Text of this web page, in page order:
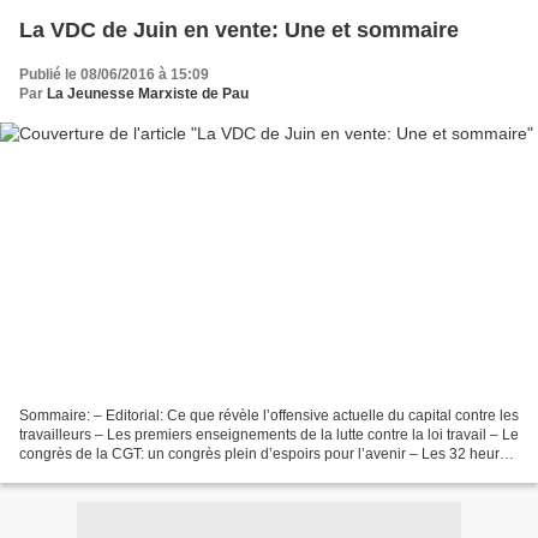
La VDC de Juin en vente: Une et sommaire
Publié le 08/06/2016 à 15:09
Par La Jeunesse Marxiste de Pau
Sommaire: – Editorial: Ce que révèle l’offensive actuelle du capital contre les
travailleurs – Les premiers enseignements de la lutte contre la loi travail – Le
congrès de la CGT: un congrès plein d’espoirs pour l’avenir – Les 32 heures: